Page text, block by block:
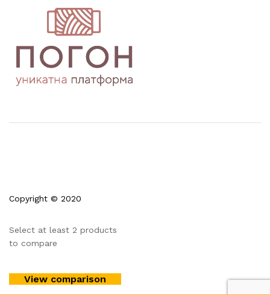
Copyright © 2020
Select at least 2 products
to compare
View comparison